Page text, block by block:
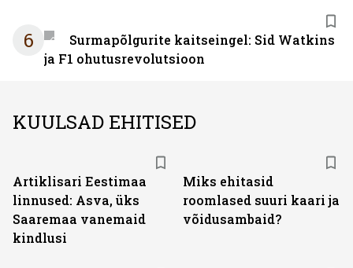
6
Surmapõlgurite kaitseingel: Sid Watkins
ja F1 ohutusrevolutsioon
KUULSAD EHITISED
Artiklisari Eestimaa
linnused: Asva, üks
Saaremaa vanemaid
kindlusi
Miks ehitasid
roomlased suuri kaari ja
võidusambaid?